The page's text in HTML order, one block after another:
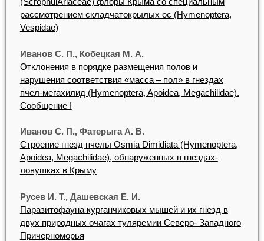
рассмотрением складчатокрылых ос (Hymenoptera,
Vespidae)
Иванов С. П., Кобецкая М. А.
Отклонения в порядке размещения полов и
нарушения соответствия «масса – пол» в гнездах
пчел-мегахилид (Hymenoptera, Apoidea, Megachilidae).
Сообщение I
Иванов С. П., Фатерыга А. В.
Строение гнезд пчелы Osmia Dimidiata (Hymenoptera,
Apoidea, Megachilidae), обнаруженных в гнездах-
ловушках в Крыму
Русев И. Т., Дашевская Е. И.
Паразитофауна курганчиковых мышей и их гнезд в
двух природных очагах туляремии Северо- Западного
Причерноморья